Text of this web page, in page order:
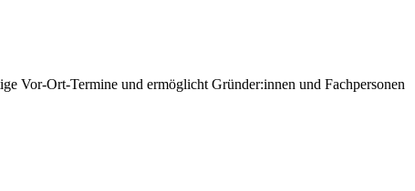
Vor-Ort-Termine und ermöglicht Gründer:innen und Fachpersonen